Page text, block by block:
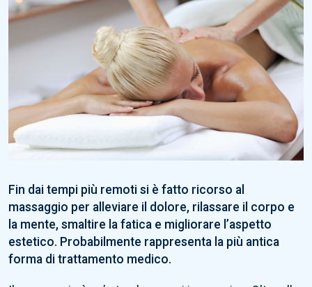
Fin dai tempi più remoti si è fatto ricorso al
massaggio per alleviare il dolore, rilassare il corpo e
la mente, smaltire la fatica e migliorare l’aspetto
estetico. Probabilmente rappresenta la più antica
forma di trattamento medico.